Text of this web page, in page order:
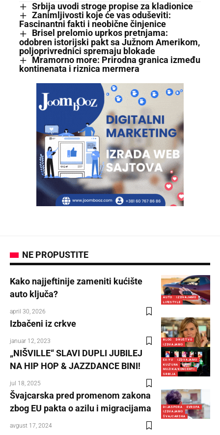
Srbija uvodi stroge propise za kladionice
Zanimljivosti koje će vas oduševiti:
Fascinantni fakti i neobične činjenice
Brisel prelomio uprkos pretnjama:
odobren istorijski pakt sa Južnom Amerikom,
poljoprivrednici spremaju blokade
Mramorno more: Prirodna granica između
kontinenata i riznica mermera
NE PROPUSTITE
AUTO
IZDVAJAMO
LIFESTYLE
Kako najjeftinije zameniti kućište
auto ključa?
april 30, 2026
BLOG
DRUŠTVO
IZDVAJAMO
Izbačeni iz crkve
januar 12, 2023
EX-YU
IZDVAJAMO
KULTURA
MUZIKA/KONCERTI
SRBIJA
„NIŠVILLE“ SLAVI DUPLI JUBILEJ
NA HIP HOP & JAZZDANCE BINI!
jul 18, 2025
DIJASPORA
EVROPA
IZDVAJAMO
ŠVAJCARSKA
Švajcarska pred promenom zakona
zbog EU pakta o azilu i migracijama
avgust 17, 2024